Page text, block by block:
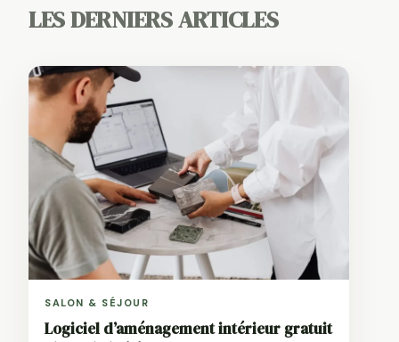
LES DERNIERS ARTICLES
SALON & SÉJOUR
Logiciel d’aménagement intérieur gratuit